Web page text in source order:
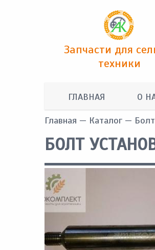
Запчасти для
техники
ГЛАВНАЯ О
Главная — Каталог — Болт
БОЛТ